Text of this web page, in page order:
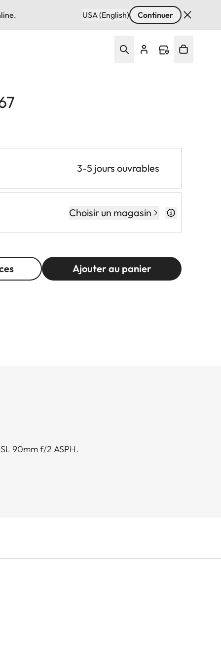
USA (English) Continuer
3-5 jours ouvrables
Choisir un magasin
Ajouter au panier
90mm f/2 ASPH.